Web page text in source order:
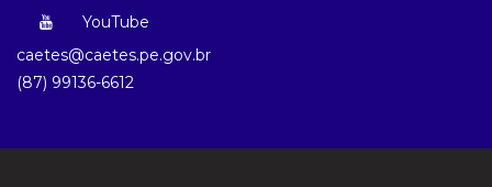
YouTube
caetes@caetes.pe.gov.br
(87) 99136-6612